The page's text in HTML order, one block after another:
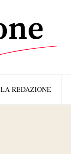
LA REDAZIONE